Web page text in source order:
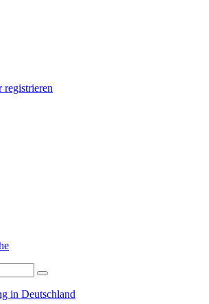
registrieren
in Deutschland